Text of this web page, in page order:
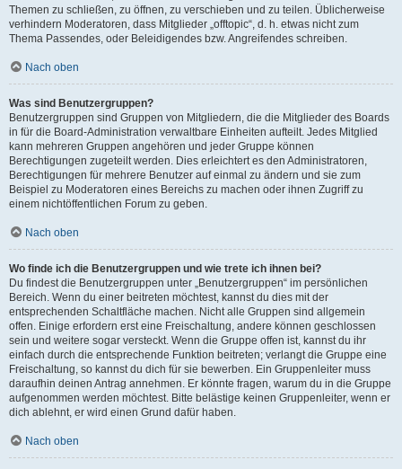
Themen zu schließen, zu öffnen, zu verschieben und zu teilen. Üblicherweise
verhindern Moderatoren, dass Mitglieder „offtopic“, d. h. etwas nicht zum
Thema Passendes, oder Beleidigendes bzw. Angreifendes schreiben.
Nach oben
Was sind Benutzergruppen?
Benutzergruppen sind Gruppen von Mitgliedern, die die Mitglieder des Boards
in für die Board-Administration verwaltbare Einheiten aufteilt. Jedes Mitglied
kann mehreren Gruppen angehören und jeder Gruppe können
Berechtigungen zugeteilt werden. Dies erleichtert es den Administratoren,
Berechtigungen für mehrere Benutzer auf einmal zu ändern und sie zum
Beispiel zu Moderatoren eines Bereichs zu machen oder ihnen Zugriff zu
einem nichtöffentlichen Forum zu geben.
Nach oben
Wo finde ich die Benutzergruppen und wie trete ich ihnen bei?
Du findest die Benutzergruppen unter „Benutzergruppen“ im persönlichen
Bereich. Wenn du einer beitreten möchtest, kannst du dies mit der
entsprechenden Schaltfläche machen. Nicht alle Gruppen sind allgemein
offen. Einige erfordern erst eine Freischaltung, andere können geschlossen
sein und weitere sogar versteckt. Wenn die Gruppe offen ist, kannst du ihr
einfach durch die entsprechende Funktion beitreten; verlangt die Gruppe eine
Freischaltung, so kannst du dich für sie bewerben. Ein Gruppenleiter muss
daraufhin deinen Antrag annehmen. Er könnte fragen, warum du in die Gruppe
aufgenommen werden möchtest. Bitte belästige keinen Gruppenleiter, wenn er
dich ablehnt, er wird einen Grund dafür haben.
Nach oben